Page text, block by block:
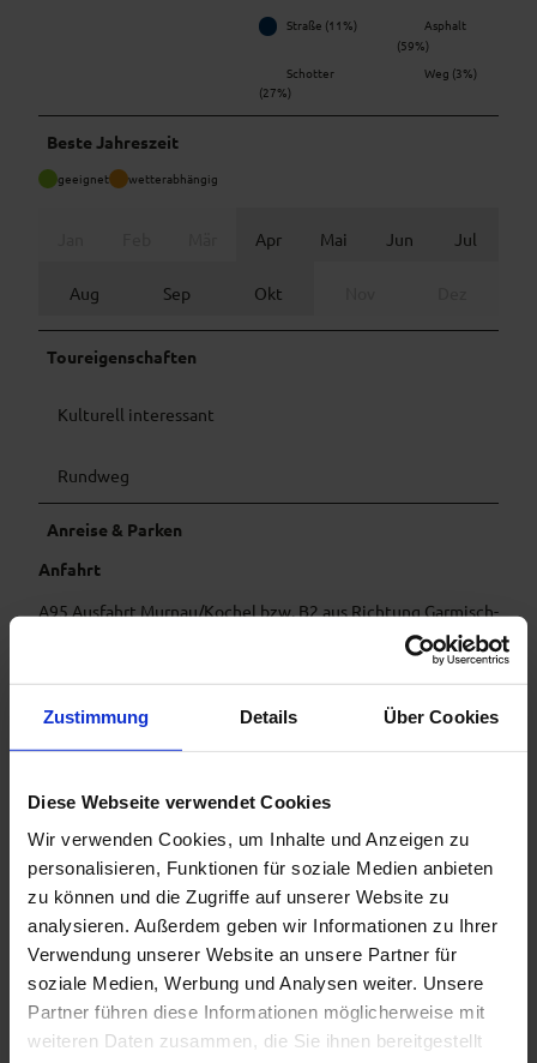
Zustimmung Details Über Cookies
Diese Webseite verwendet Cookies
Wir verwenden Cookies, um Inhalte und Anzeigen zu
personalisieren, Funktionen für soziale Medien anbieten
zu können und die Zugriffe auf unserer Website zu
analysieren. Außerdem geben wir Informationen zu Ihrer
Verwendung unserer Website an unsere Partner für
soziale Medien, Werbung und Analysen weiter. Unsere
Partner führen diese Informationen möglicherweise mit
weiteren Daten zusammen, die Sie ihnen bereitgestellt
Straße (11%)
Asphalt
(59%)
Schotter
(27%)
Weg (3%)
Beste Jahreszeit
geeignet wetterabhängig
Apr Mai Jun Jul
Aug Sep Okt
Toureigenschaften
Kulturell interessant
Rundweg
Anreise & Parken
Anfahrt
A95 Ausfahrt Murnau/Kochel bzw. B2 aus Richtung Garmisch-
Parken
Kostenlose Parkplätze P6 Weilheimer Str. 13, P5 Kellerstr. 1,
weitere Parkplätze siehe
mobilitaet
Öffentliche Verkehrsmittel
Werdenfels-Bahn bis Murnau
Weitere Infos / Links
Alle Touren sindhierzu finden.